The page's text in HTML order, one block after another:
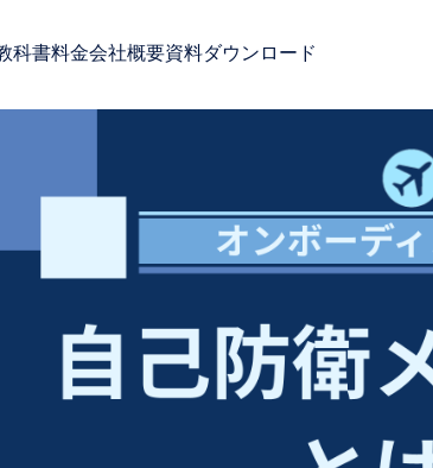
科書料金会社概要資料ダウンロード